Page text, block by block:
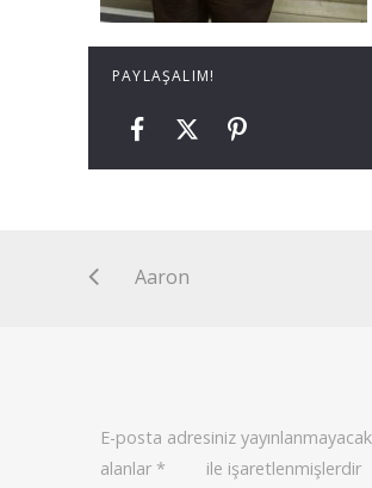
PAYLAŞALIM!
Aaron
E-posta adresiniz
alanlar * ile işaretlenmişlerdir